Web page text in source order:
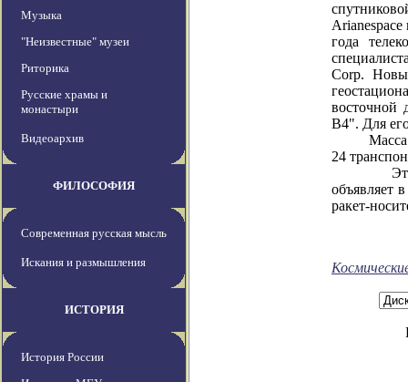
Музыка
"Неизвестные" музеи
Риторика
Русские храмы и
монастыри
Видеоархив
ФИЛОСОФИЯ
Современная русская мысль
Искания и размышления
ИСТОРИЯ
История России
года
Corp.
восточной
B4". Для
Масса
24
Это уже
объявляет
ракет-